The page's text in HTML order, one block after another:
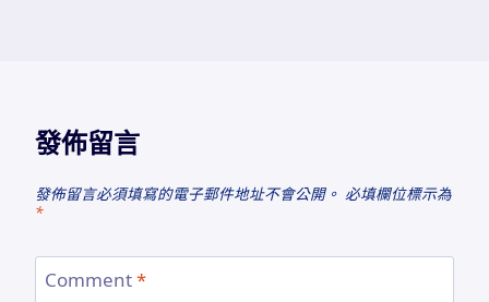
發佈留言
發佈留言必須填寫的電子郵件地址不會公開。 必填欄位標示為
*
Comment*